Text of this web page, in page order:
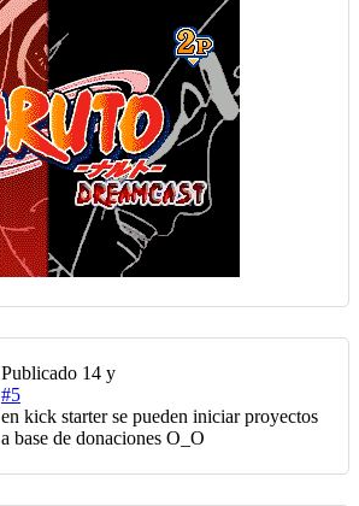
Publicado 14 y
#5
en kick starter se pueden iniciar proyectos
a base de donaciones O_O